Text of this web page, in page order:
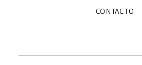
Quiénes somos
Trabaja con nosotros
Noticias
PreguntasCONTACTO